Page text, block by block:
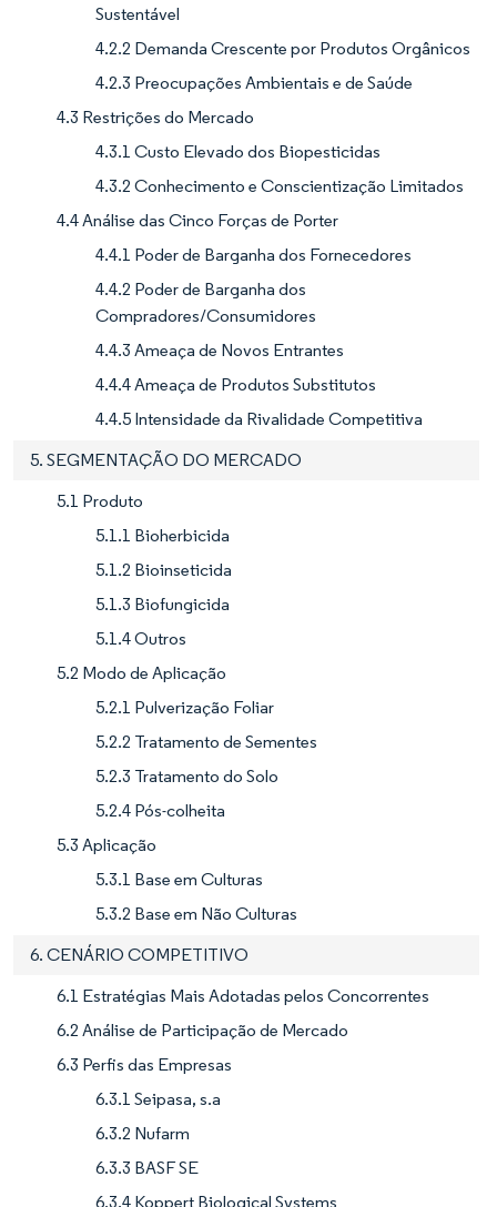
Sustentável
4.2.2 Demanda Crescente por Produtos Orgânicos
4.2.3 Preocupações Ambientais e de Saúde
4.3 Restrições do Mercado
4.3.1 Custo Elevado dos Biopesticidas
4.3.2 Conhecimento e Conscientização Limitados
4.4 Análise das Cinco Forças de Porter
4.4.1 Poder de Barganha dos Fornecedores
4.4.2 Poder de Barganha dos
Compradores/Consumidores
4.4.3 Ameaça de Novos Entrantes
4.4.4 Ameaça de Produtos Substitutos
4.4.5 Intensidade da Rivalidade Competitiva
5. SEGMENTAÇÃO DO MERCADO
5.1 Produto
5.1.1 Bioherbicida
5.1.2 Bioinseticida
5.1.3 Biofungicida
5.1.4 Outros
5.2 Modo de Aplicação
5.2.1 Pulverização Foliar
5.2.2 Tratamento de Sementes
5.2.3 Tratamento do Solo
5.2.4 Pós-colheita
5.3 Aplicação
5.3.1 Base em Culturas
5.3.2 Base em Não Culturas
6. CENÁRIO COMPETITIVO
6.1 Estratégias Mais Adotadas pelos Concorrentes
6.2 Análise de Participação de Mercado
6.3 Perfis das Empresas
6.3.1 Seipasa, s.a
6.3.2 Nufarm
6.3.3 BASF SE
6.3.4 Koppert Biological Systems